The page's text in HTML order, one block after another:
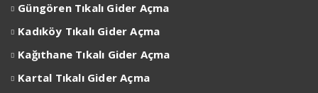
Güngören Tıkalı Gider Açma
Kadıköy Tıkalı Gider Açma
Kağıthane Tıkalı Gider Açma
Kartal Tıkalı Gider Açma